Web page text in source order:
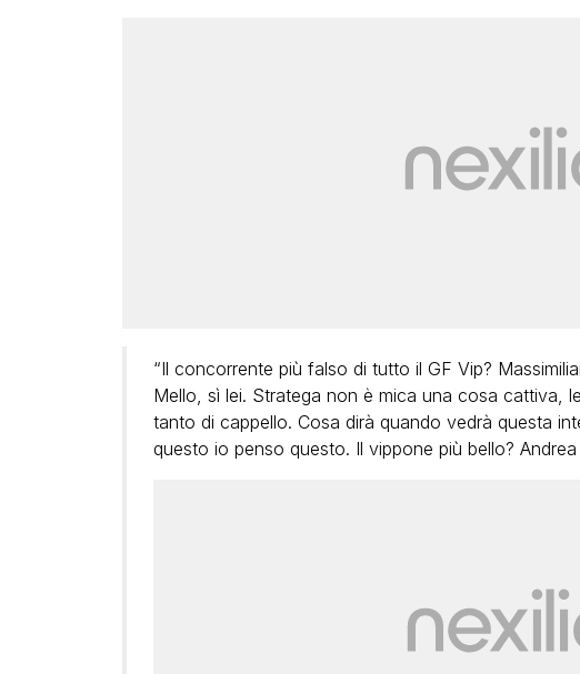
“Il concorrente più falso di tutto il GF Vip?
Mello, sì lei. Stratega non è mica una cosa cattiva,
tanto di cappello. Cosa dirà quando vedrà questa
questo io penso questo. Il vippone più bello?